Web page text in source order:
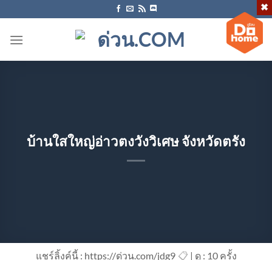
ไป
บ้านใสใหญ่อ่าวตงวังวิเศษ จังหวัดตรัง
แชร์ลิ้งค์นี้ : https://ด่วน.com/jdg9 📋 | ดู : 10ครั้ง